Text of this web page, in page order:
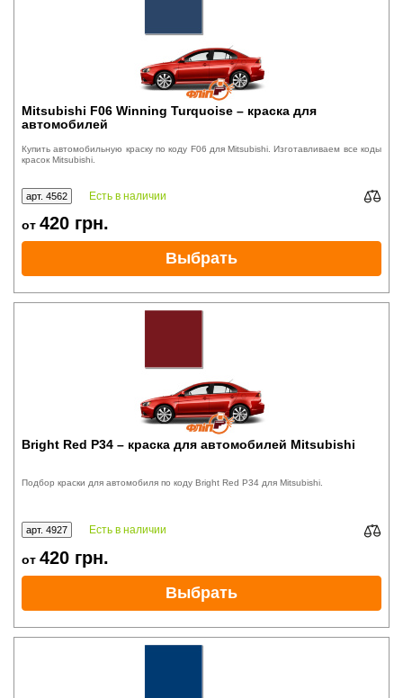
Mitsubishi F06 Winning Turquoise – краска для
автомобилей
Купить автомобильную краску по коду F06 для Mitsubishi. Изготавливаем все коды
красок Mitsubishi.
арт. 4562 Есть в наличии
от 420 грн.
Выбрать
Bright Red P34 – краска для автомобилей Mitsubishi
Подбор краски для автомобиля по коду Bright Red P34 для Mitsubishi.
арт. 4927 Есть в наличии
от 420 грн.
Выбрать